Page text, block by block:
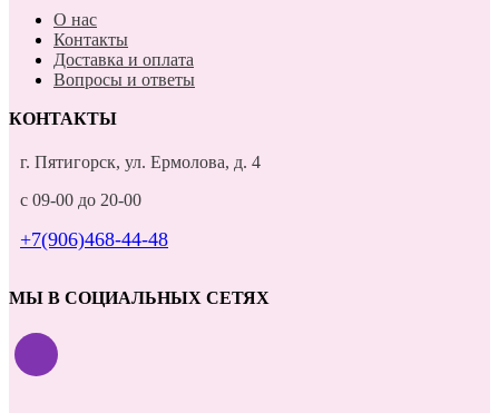
О нас
Контакты
Доставка и оплата
Вопросы и ответы
КОНТАКТЫ
г. Пятигорск, ул. Ермолова, д. 4
с 09-00 до 20-00
+7(906)468-44-48
МЫ В СОЦИАЛЬНЫХ СЕТЯХ